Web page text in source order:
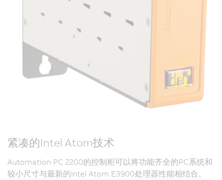
紧凑的Intel Atom技术
Automation PC 2200的控制柜可以将功能齐全的PC系统和
较小尺寸与最新的Intel Atom E3900处理器性能相结合。